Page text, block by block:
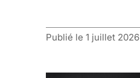
Publié le 1 juillet 2026